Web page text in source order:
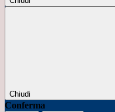
Chiudi
Conferma